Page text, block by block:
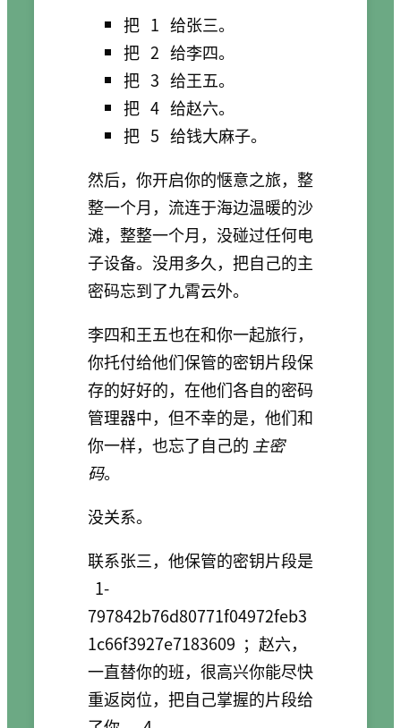
把 1 给张三。
把 2 给李四。
把 3 给王五。
把 4 给赵六。
把 5 给钱大麻子。
然后，你开启你的惬意之旅，整
整一个月，流连于海边温暖的沙
滩，整整一个月，没碰过任何电
子设备。没用多久，把自己的主
密码忘到了九霄云外。
李四和王五也在和你一起旅行，
你托付给他们保管的密钥片段保
存的好好的，在他们各自的密码
管理器中，但不幸的是，他们和
你一样，也忘了自己的 主密
码。
没关系。
联系张三，他保管的密钥片段是
1-
797842b76d80771f04972feb3
1c66f3927e7183609 ；赵六，
一直替你的班，很高兴你能尽快
重返岗位，把自己掌握的片段给